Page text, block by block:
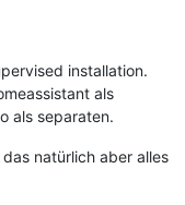
installation.
als
als separaten.
natürlich aber alles